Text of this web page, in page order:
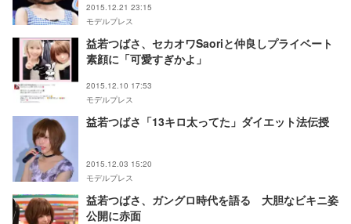
2015.12.21 23:15
モデルプレス
益若つばさ、セカオワSaoriと仲良しプライベート
素顔に「可愛すぎかよ」
2015.12.10 17:53
モデルプレス
益若つばさ「13キロ太ってた」ダイエット法伝授
2015.12.03 15:20
モデルプレス
益若つばさ、ガングロ時代を語る 大胆なビキニ姿
公開に赤面